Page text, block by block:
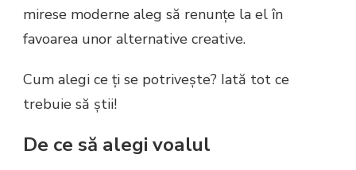
mirese moderne aleg să renunțe la el în
favoarea unor alternative creative.
Cum alegi ce ți se potrivește? Iată tot ce
trebuie să știi!
De ce să alegi voalul